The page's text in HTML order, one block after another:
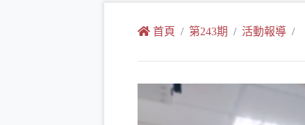
首頁 第243期 活動報導